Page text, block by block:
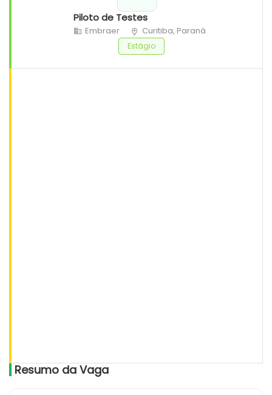
Piloto de Testes
Embraer Curitiba, Paraná
Estágio
Resumo da Vaga